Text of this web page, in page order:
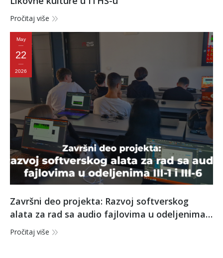
Pročitaj više
May
22
2026
Završni deo projekta: Razvoj softverskog
alata za rad sa audio fajlovima u odeljenima
III-1 i III-6
Pročitaj više